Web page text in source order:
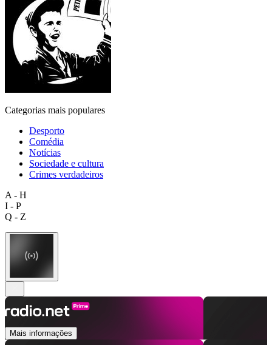
Categorias mais populares
Desporto
Comédia
Notícias
Sociedade e cultura
Crimes verdadeiros
A - H
I - P
Q - Z
Mais informações